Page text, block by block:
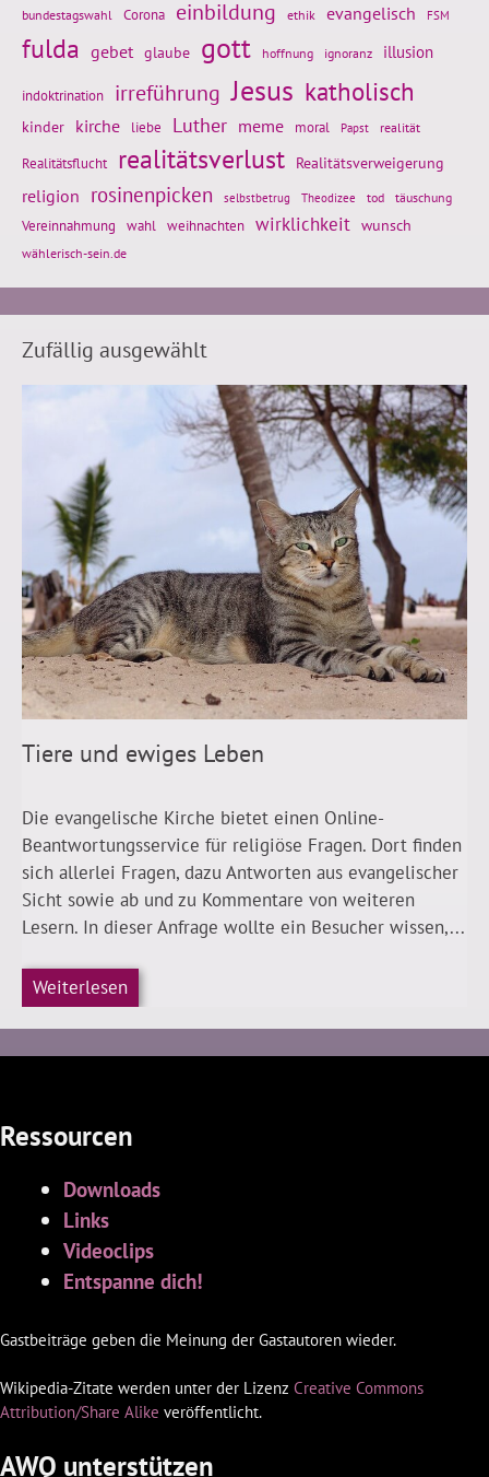
bundestagswahl Corona einbildung ethik evangelisch FSM
fulda gebet glaube gott hoffnung ignoranz illusion
indoktrination irreführung Jesus katholisch
kinder kirche liebe Luther meme moral Papst realität
Realitätsflucht realitätsverlust Realitätsverweigerung
religion rosinenpicken selbstbetrug Theodizee tod täuschung
Vereinnahmung wahl weihnachten wirklichkeit wunsch
wählerisch-sein.de
Zufällig ausgewählt
Tiere und ewiges Leben
Die evangelische Kirche bietet einen Online-
Beantwortungsservice für religiöse Fragen. Dort finden
sich allerlei Fragen, dazu Antworten aus evangelischer
Sicht sowie ab und zu Kommentare von weiteren
Lesern. In dieser Anfrage wollte ein Besucher wissen,...
Weiterlesen
Ressourcen
Downloads
Links
Videoclips
Entspanne dich!
Gastbeiträge geben die Meinung der Gastautoren wieder.
Wikipedia-Zitate werden unter der Lizenz Creative Commons
Attribution/Share Alike veröffentlicht.
AWQ unterstützen